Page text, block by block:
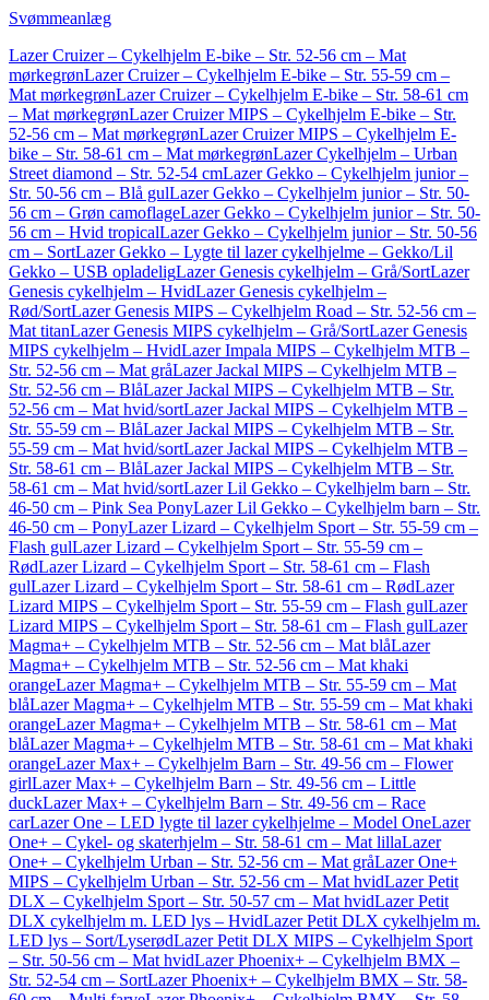
Svømmeanlæg
Lazer Cruizer – Cykelhjelm E-bike – Str. 52-56 cm – Mat
mørkegrønLazer Cruizer – Cykelhjelm E-bike – Str. 55-59 cm –
Mat mørkegrønLazer Cruizer – Cykelhjelm E-bike – Str. 58-61 cm
– Mat mørkegrønLazer Cruizer MIPS – Cykelhjelm E-bike – Str.
52-56 cm – Mat mørkegrønLazer Cruizer MIPS – Cykelhjelm E-
bike – Str. 58-61 cm – Mat mørkegrønLazer Cykelhjelm – Urban
Street diamond – Str. 52-54 cmLazer Gekko – Cykelhjelm junior –
Str. 50-56 cm – Blå gulLazer Gekko – Cykelhjelm junior – Str. 50-
56 cm – Grøn camoflageLazer Gekko – Cykelhjelm junior – Str. 50-
56 cm – Hvid tropicalLazer Gekko – Cykelhjelm junior – Str. 50-56
cm – SortLazer Gekko – Lygte til lazer cykelhjelme – Gekko/Lil
Gekko – USB opladeligLazer Genesis cykelhjelm – Grå/SortLazer
Genesis cykelhjelm – HvidLazer Genesis cykelhjelm –
Rød/SortLazer Genesis MIPS – Cykelhjelm Road – Str. 52-56 cm –
Mat titanLazer Genesis MIPS cykelhjelm – Grå/SortLazer Genesis
MIPS cykelhjelm – HvidLazer Impala MIPS – Cykelhjelm MTB –
Str. 52-56 cm – Mat gråLazer Jackal MIPS – Cykelhjelm MTB –
Str. 52-56 cm – BlåLazer Jackal MIPS – Cykelhjelm MTB – Str.
52-56 cm – Mat hvid/sortLazer Jackal MIPS – Cykelhjelm MTB –
Str. 55-59 cm – BlåLazer Jackal MIPS – Cykelhjelm MTB – Str.
55-59 cm – Mat hvid/sortLazer Jackal MIPS – Cykelhjelm MTB –
Str. 58-61 cm – BlåLazer Jackal MIPS – Cykelhjelm MTB – Str.
58-61 cm – Mat hvid/sortLazer Lil Gekko – Cykelhjelm barn – Str.
46-50 cm – Pink Sea PonyLazer Lil Gekko – Cykelhjelm barn – Str.
46-50 cm – PonyLazer Lizard – Cykelhjelm Sport – Str. 55-59 cm –
Flash gulLazer Lizard – Cykelhjelm Sport – Str. 55-59 cm –
RødLazer Lizard – Cykelhjelm Sport – Str. 58-61 cm – Flash
gulLazer Lizard – Cykelhjelm Sport – Str. 58-61 cm – RødLazer
Lizard MIPS – Cykelhjelm Sport – Str. 55-59 cm – Flash gulLazer
Lizard MIPS – Cykelhjelm Sport – Str. 58-61 cm – Flash gulLazer
Magma+ – Cykelhjelm MTB – Str. 52-56 cm – Mat blåLazer
Magma+ – Cykelhjelm MTB – Str. 52-56 cm – Mat khaki
orangeLazer Magma+ – Cykelhjelm MTB – Str. 55-59 cm – Mat
blåLazer Magma+ – Cykelhjelm MTB – Str. 55-59 cm – Mat khaki
orangeLazer Magma+ – Cykelhjelm MTB – Str. 58-61 cm – Mat
blåLazer Magma+ – Cykelhjelm MTB – Str. 58-61 cm – Mat khaki
orangeLazer Max+ – Cykelhjelm Barn – Str. 49-56 cm – Flower
girlLazer Max+ – Cykelhjelm Barn – Str. 49-56 cm – Little
duckLazer Max+ – Cykelhjelm Barn – Str. 49-56 cm – Race
carLazer One – LED lygte til lazer cykelhjelme – Model OneLazer
One+ – Cykel- og skaterhjelm – Str. 58-61 cm – Mat lillaLazer
One+ – Cykelhjelm Urban – Str. 52-56 cm – Mat gråLazer One+
MIPS – Cykelhjelm Urban – Str. 52-56 cm – Mat hvidLazer Petit
DLX – Cykelhjelm Sport – Str. 50-57 cm – Mat hvidLazer Petit
DLX cykelhjelm m. LED lys – HvidLazer Petit DLX cykelhjelm m.
LED lys – Sort/LyserødLazer Petit DLX MIPS – Cykelhjelm Sport
– Str. 50-56 cm – Mat hvidLazer Phoenix+ – Cykelhjelm BMX –
Str. 52-54 cm – SortLazer Phoenix+ – Cykelhjelm BMX – Str. 58-